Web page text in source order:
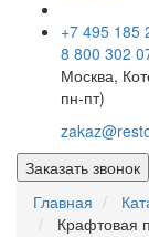
+7 495 185
8 800 302
Москва,
пн-пт)
Заказать звонок
Главная
Крафтовая